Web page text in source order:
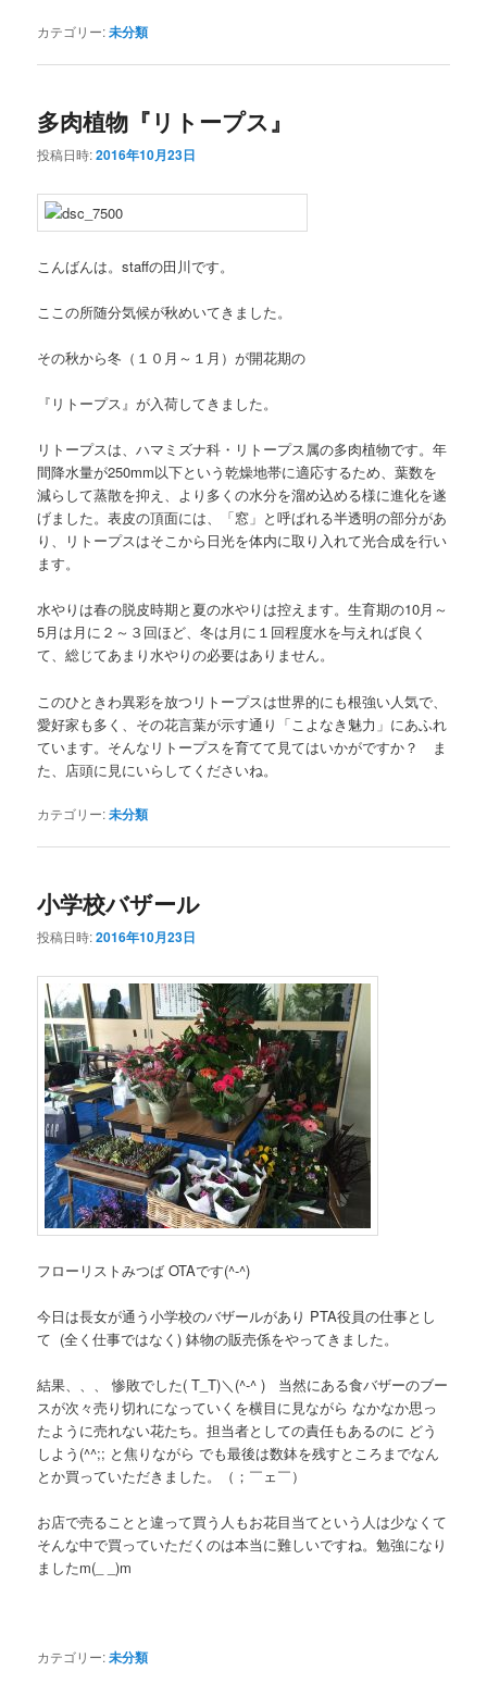
カテゴリー:未分類
多肉植物『リトープス』
投稿日時:2016年10月23日
こんばんは。staffの田川です。
ここの所随分気候が秋めいてきました。
その秋から冬（１０月～１月）が開花期の
『リトープス』が入荷してきました。
リトープスは、ハマミズナ科・リトープス属の多肉植物です。年
間降水量が250mm以下という乾燥地帯に適応するため、葉数を
減らして蒸散を抑え、より多くの水分を溜め込める様に進化を遂
げました。表皮の頂面には、「窓」と呼ばれる半透明の部分があ
り、リトープスはそこから日光を体内に取り入れて光合成を行い
ます。
水やりは春の脱皮時期と夏の水やりは控えます。生育期の10月～
5月は月に２～３回ほど、冬は月に１回程度水を与えれば良く
て、総じてあまり水やりの必要はありません。
このひときわ異彩を放つリトープスは世界的にも根強い人気で、
愛好家も多く、その花言葉が示す通り「こよなき魅力」にあふれ
ています。そんなリトープスを育てて見てはいかがですか？ ま
た、店頭に見にいらしてくださいね。
カテゴリー:未分類
小学校バザール
投稿日時:2016年10月23日
フローリストみつば OTAです(^-^)
今日は長女が通う小学校のバザールがあり PTA役員の仕事とし
て (全く仕事ではなく) 鉢物の販売係をやってきました。
結果、、、 惨敗でした( T_T)＼(^-^ ) 当然にある食バザーのブー
スが次々売り切れになっていくを横目に見ながら なかなか思っ
たように売れない花たち。担当者としての責任もあるのに どう
しよう(^^;; と焦りながら でも最後は数鉢を残すところまでなん
とか買っていただきました。（；￣ェ￣）
お店で売ることと違って買う人もお花目当てという人は少なくて
そんな中で買っていただくのは本当に難しいですね。勉強になり
ましたm(_ _)m
カテゴリー:未分類